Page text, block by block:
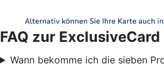
FAQ zur ExclusiveCard
Wann bekomme ich die sieben